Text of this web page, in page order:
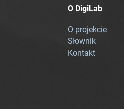
O DigiLab
O projekcie
Słownik
Kontakt